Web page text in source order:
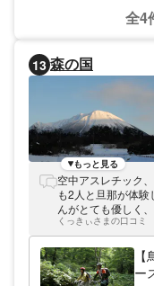
全4
13 森の国
もっと見る
空中アスレチック
も2人と旦那が体
んがとても優しく
安心して楽しむこ
タイアでしたが、
喜びでした。アス
て移動したのも良い体
初めて行きました
くっきぃさまの口コミ
ー